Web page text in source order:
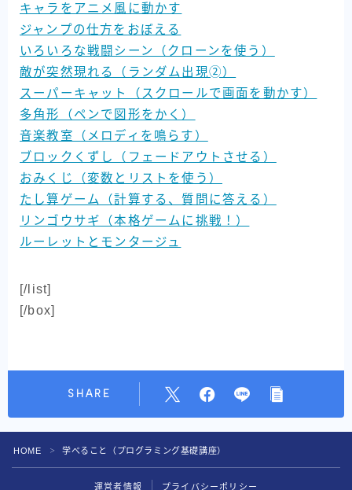
キャラをアニメ風に動かす
ジャンプの仕方をおぼえる
いろいろな戦闘シーン（クローンを使う）
敵が突然現れる（ランダム出現➁）
スーパーキャット（スクロールで画面を動かす）
多角形（ペンで図形をかく）
音楽教室（メロディを鳴らす）
ブロックくずし（フェードアウトさせる）
おみくじ（変数とリストを使う）
たし算ゲーム（計算する、質問に答える）
リンゴウサギ（本格ゲームに挑戦！）
ルーレットとモンタージュ
[/list]
[/box]
SHARE
HOME ＞ 学べること（プログラミング基礎講座）
運営者情報 プライバシーポリシー